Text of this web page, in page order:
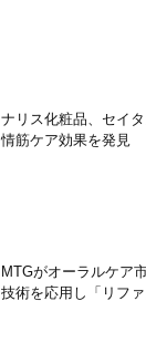
ナリス化粧品、セイ
情筋ケア効果を発見
MTGがオーラルケア
技術を応用し「リフ